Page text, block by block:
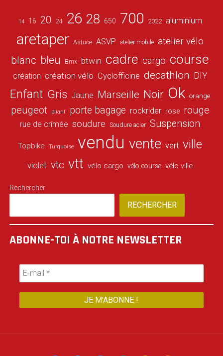
14 16 20 24 26 28 650 700 2022 aluminium
aretaper Astuce ASVP atelier mobile atelier vélo
blanc bleu Bmx btwin cadre cargo course
création création vélo Cyclofficine decathlon DIY
Enfant Gris Jaune Marseille Noir Ok orange
peugeot pliant porte bagage rockrider rose rouge
rue de crimée soudure Soudure acier Suspension
Topbike Turquoise vendu vente vert ville
violet vtc vtt vélo cargo vélo course vélo ville
Rechercher
RECHERCHER
ABONNE-TOI À NOTRE NEWSLETTER